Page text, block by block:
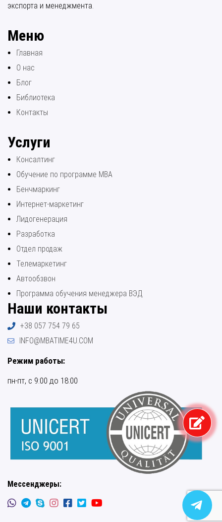
экспорта и менеджмента.
Меню
Главная
О нас
Блог
Библиотека
Контакты
Услуги
Консалтинг
Обучение по программе МВА
Бенчмаркинг
Интернет-маркетинг
Лидогенерация
Разработка
Отдел продаж
Телемаркетинг
Автообзвон
Программа обучения менеджера ВЭД
Наши контакты
+38 057 754 79 65
INFO@MBATIME4U.COM
Режим работы:
пн-пт, с 9:00 до 18:00
Мессенджеры: